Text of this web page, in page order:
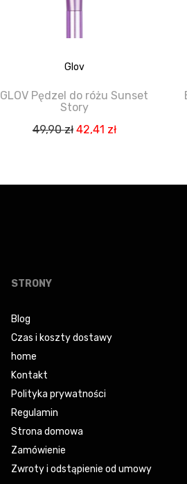
Glov
GLOV Pędzel do różu Sunset
Story
49,90zł Pierwotna
49,90 zł.
42,41 złAktualna
42,41 zł.
STRONY
Blog
Czas i koszty dostawy
home
Kontakt
Polityka prywatności
Regulamin
Strona domowa
Zamówienie
Zwroty i odstąpienie od umowy